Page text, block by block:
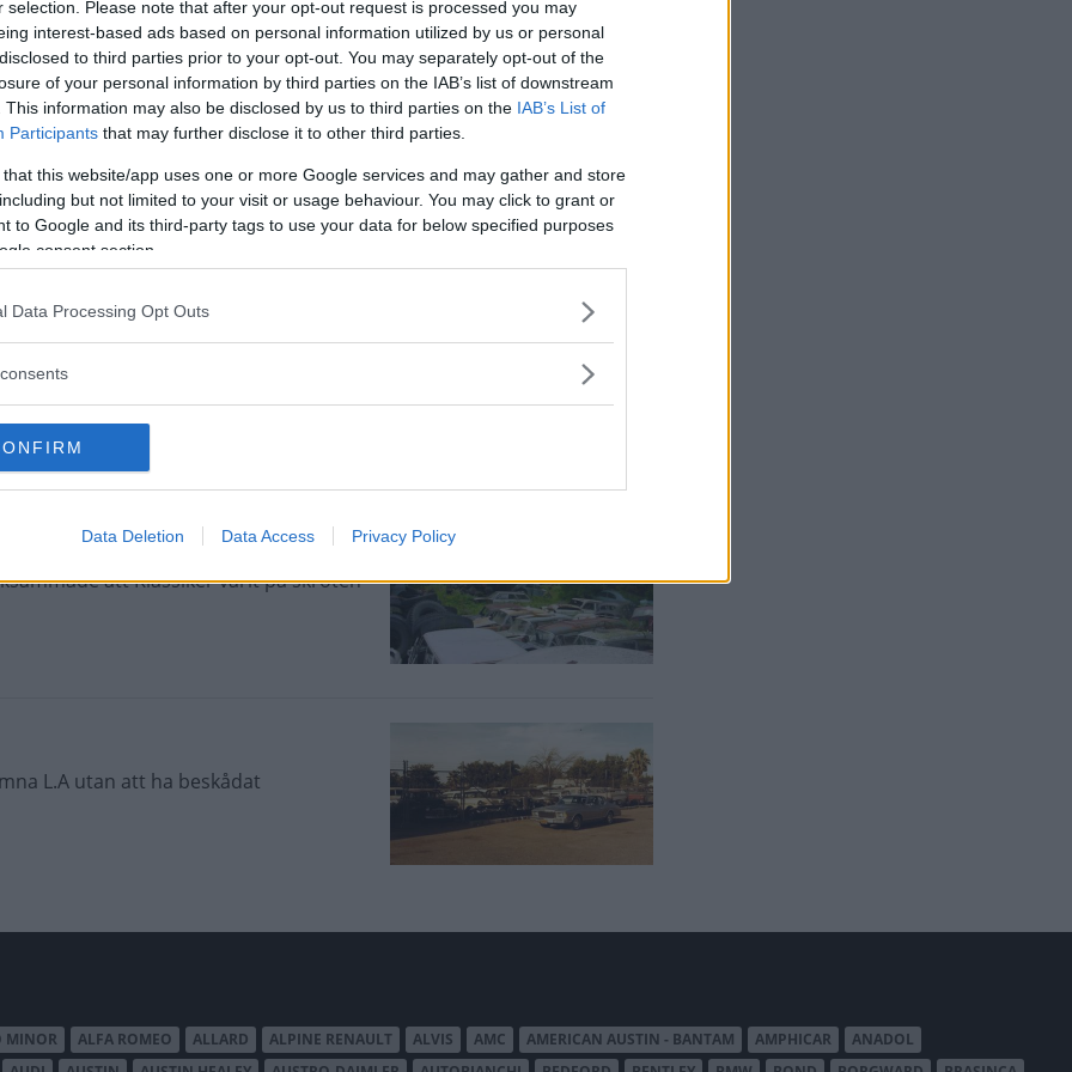
selection. Please note that after your opt-out request is processed you may
interest-based ads based on personal information utilized by us or personal
to third parties prior to your opt-out. You may separately opt-out of the
of your personal information by third parties on the IAB’s list of downstream
This information may also be disclosed by us to third parties on the IAB’s List of
Participants that may further disclose it to other third parties.
that this website/app uses one or more Google services and may gather and store
but not limited to your visit or usage behaviour. You may click to grant or
to Google and its third-party tags to use your data for below specified purposes
consent section.
Data Processing Opt Outs
Data Deletion Data Access Privacy Policy
i Sundsvallstrakten. Men vem som
fina bilder från Jarmos.
att Klassiker varit på skroten
L.A utan att ha beskådat
MINOR ALFA ROMEO ALLARD ALPINE RENAULT ALVIS AMC AMERICAN AUSTIN - BANTAM AMPHICAR
ANADOL